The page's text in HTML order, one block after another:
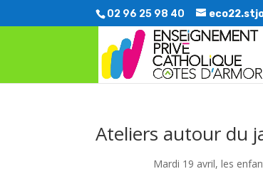
02 96 25 98 40
Ateliers autour du
Mardi 19 avril, les